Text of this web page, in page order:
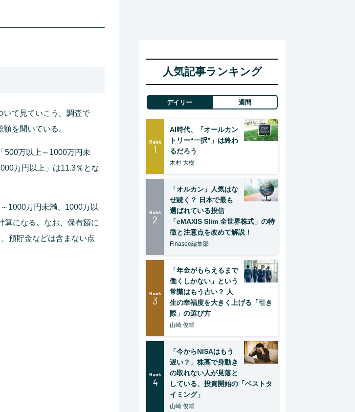
いて見ていこう。調査で
を聞いている。
500万以上～1000万円未
万円以上」は11.3％とな
1000万円未満、1000万以
算になる。なお、保有額に
預貯金などは含まない点
人気記事ランキング
デイリー 週間
Rank
1
AI時代、「オールカン
トリー“一択”」は終わ
るだろう
木村 大樹
Rank
2
「オルカン」人気はな
ぜ続く？ 日本で最も
選ばれている投信
「eMAXIS Slim 全世界株式」の特
徴と注意点を改めて解説！
Finasee編集部
Rank
3
「年金がもらえるまで
働くしかない」という
常識はもう古い？ 人
生の幸福度を大きく上げる「引き
際」の選び方
山崎 俊輔
Rank
4
「今からNISAはもう
遅い？」株高で身動き
の取れない人が見落と
している、投資開始の「ベストタ
イミング」
山崎 俊輔